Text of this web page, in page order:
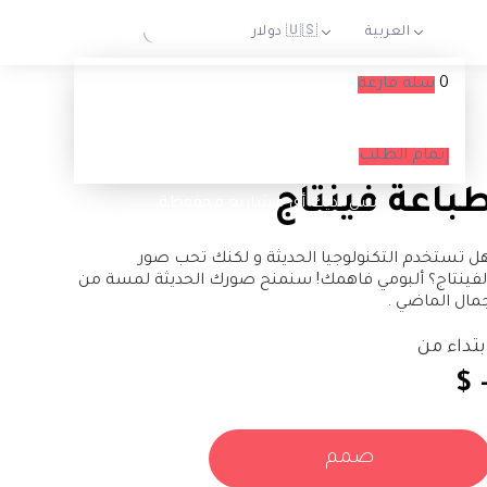
0 سلة فارغة
إتمام الطلب
ليس لديك أي مشاريع محفوظة.
فينتاج
تستخدم التكنولوجيا الحديثة و لكنك تحب صور
ألبومي فاهمك! سنمنح صورك الحديثة لمسة من
الماضي .
من
$
صمم